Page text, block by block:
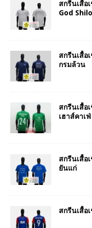
สกรีนเสื้อ
God
สกรีนเสื้อ
กรมล้วน
สกรีนเสื้อ
เฮาส์คาเ
สกรีนเสื้อ
ยันแก่
สกรีนเสื้อ